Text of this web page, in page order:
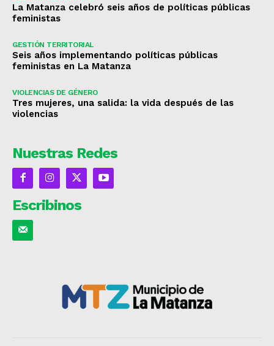
La Matanza celebró seis años de políticas públicas
feministas
GESTIÓN TERRITORIAL
Seis años implementando políticas públicas
feministas en La Matanza
VIOLENCIAS DE GÉNERO
Tres mujeres, una salida: la vida después de las
violencias
Nuestras Redes
Escribinos